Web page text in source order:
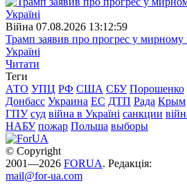
Війна 07.08.2026 13:12:59
Трамп заявив про прогрес у мирному
Україні
Читати
Теги
АТО УПЦ РФ США СБУ Порошенко
Донбасс Украина ЕС ДТП Рада Крым
ГПУ суд війна в Україні санкции
НАБУ пожар Польша выборы
© Copyright
2001—2026 FORUA. Редакція:
mail@for-ua.com